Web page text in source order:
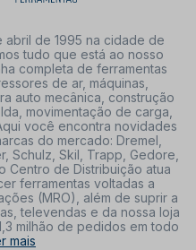
abril de 1995 na cidade de
tudo que está ao nosso
completa de ferramentas
de ar, máquinas,
auto mecânica, construção
movimentação de carga,
você encontra novidades
do mercado: Dremel,
Schulz, Skil, Trapp, Gedore,
Centro de Distribuição atua
ferramentas voltadas a
(MRO), além de suprir a
televendas e da nossa loja
milhão de pedidos em todo
mais